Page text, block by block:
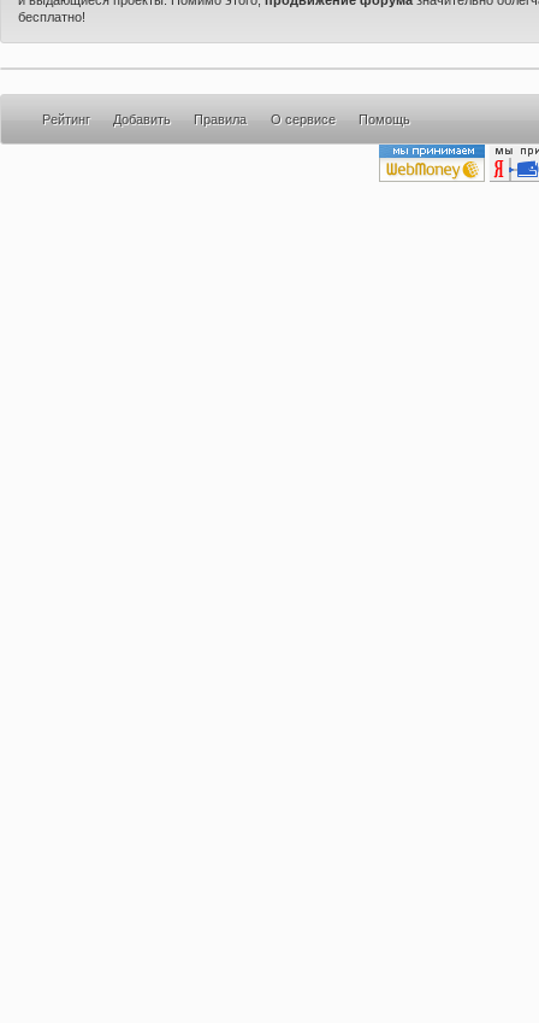
бесплатно!
Рейтинг Добавить Правила О сервисе Помощь